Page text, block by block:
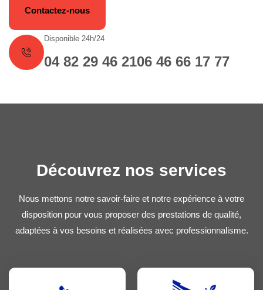
Contactez-nous
Disponible 24h/24
04 82 29 46 2106 46 66 17 77
Découvrez nos services
Nous mettons notre savoir-faire et notre expérience à votre
disposition pour vous proposer des prestations de qualité,
adaptées à vos besoins et réalisées avec professionnalisme.